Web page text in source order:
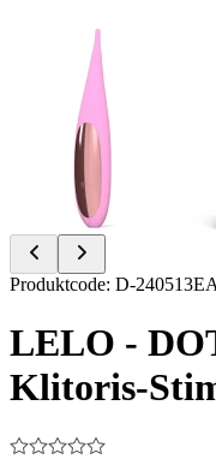
Item
of
Produktcode: D-240513
LELO -
Klitoris-